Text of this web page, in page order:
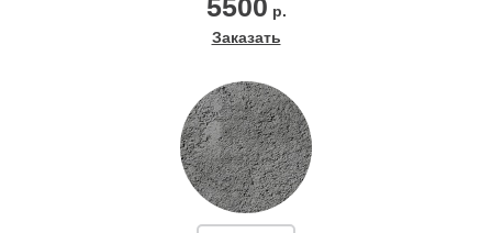
5500 р.
Заказать